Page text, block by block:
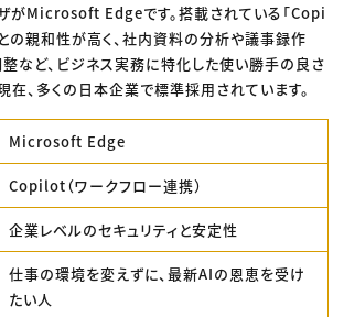
がMicrosoft Edgeです。搭載されている「Copi
の親和性が高く、社内資料の分析や議事録作
整など、ビジネス実務に特化した使い勝手の良さ
在、多くの日本企業で標準採用されています。
Microsoft Edge
Copilot（ワークフロー連携）
企業レベルのセキュリティと安定性
仕事の環境を変えずに、最新AIの恩恵を受け
たい人